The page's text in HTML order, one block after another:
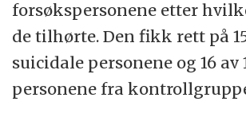
forsøkspersonene etter
de tilhørte. Den fikk rett på
suicidale personene og 16 av
personene fra